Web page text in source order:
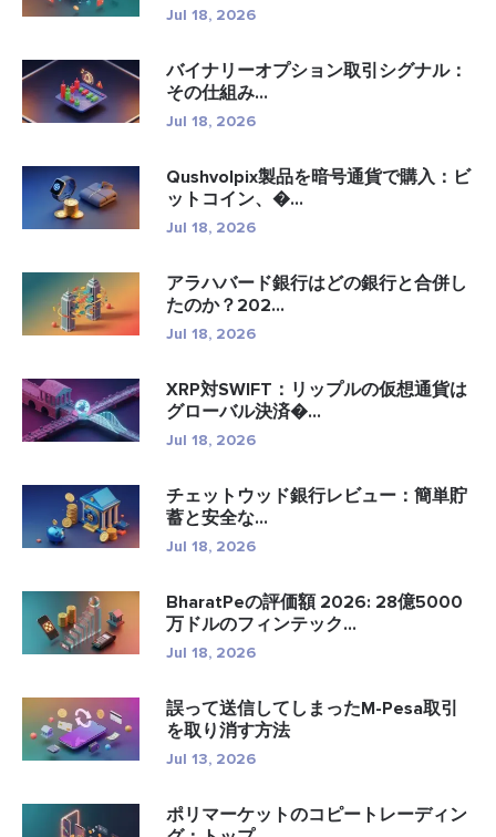
Jul 18, 2026
バイナリーオプション取引シグナル：
その仕組み...
Jul 18, 2026
Qushvolpix製品を暗号通貨で購入：ビ
ットコイン、�...
Jul 18, 2026
アラハバード銀行はどの銀行と合併し
たのか？202...
Jul 18, 2026
XRP対SWIFT：リップルの仮想通貨は
グローバル決済�...
Jul 18, 2026
チェットウッド銀行レビュー：簡単貯
蓄と安全な...
Jul 18, 2026
BharatPeの評価額 2026: 28億5000
万ドルのフィンテック...
Jul 18, 2026
誤って送信してしまったM-Pesa取引
を取り消す方法
Jul 13, 2026
ポリマーケットのコピートレーディン